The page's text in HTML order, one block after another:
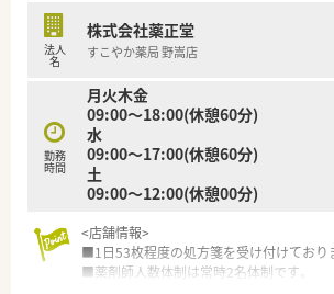
め、ヘルプ体制もありお休みも取得しやす
＜こんな会社です＞
薬局です。【2022.9現時点】
■事務スタッフやフロアスタッフを多く配
者様の待ち時間を快適に過ごして頂くよう
す。
■平成20年に大手チェーンのクオールと資
高いサービスを提供出来るような会社にさ
め、幅広い処方の経験が積めます。
■待合室でお待ちのお客様や患者様へのド
さまざまなサポートを行う「フロア・コンシ
法人
名
株式会社薬正堂
すこやか薬局 野嵩店
勤務
時間
月火木金
09:00～18:00(休憩60分)
水
09:00～17:00(休憩60分)
土
09:00～12:00(休憩00分)
<店舗情報>
■1日53枚程度の処方箋を受け付けており
■薬剤師人数体制は常時2名体制です。